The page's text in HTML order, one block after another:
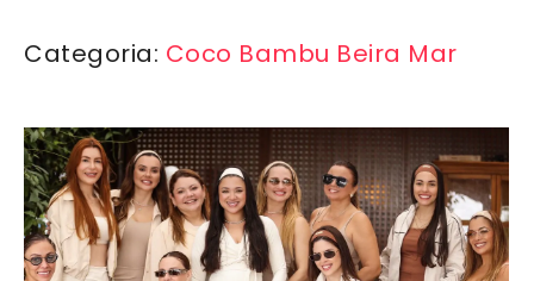
Categoria: Coco Bambu Beira Mar